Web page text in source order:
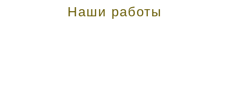
Наши работы